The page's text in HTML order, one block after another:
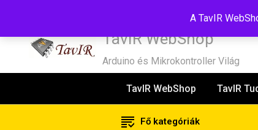
A TavIR
TavIR WebShop
Arduino és Mikrokontroller Világ
TavIR WebShop TavIR
Fő kategóriák